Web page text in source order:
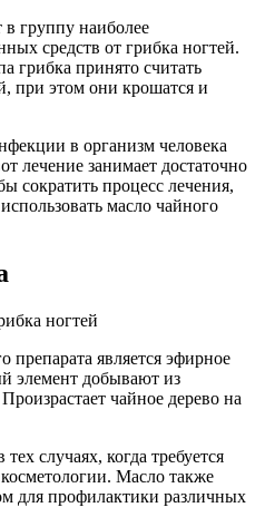
в группу наиболее
средств от грибка ногтей.
грибка принято считать
при этом они крошатся и
в организм человека
лечение занимает достаточно
сократить процесс лечения,
масло чайного
является эфирное
элемент добывают из
чайное дерево на
случаях, когда требуется
Масло также
для профилактики различных